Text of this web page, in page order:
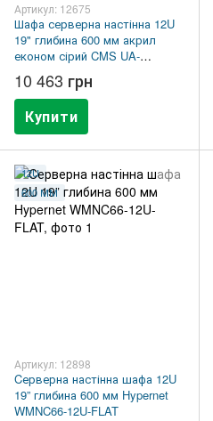
Артикул: 12675
Шафа серверна настінна 12U
19" глибина 600 мм акрил
економ сірий CMS UA-
MGSWL126G
10 463 грн
Купити
12U
600 ММ
Артикул: 12898
Cерверна настінна шафа 12U
19” глибина 600 мм Hypernet
WMNC66-12U-FLAT